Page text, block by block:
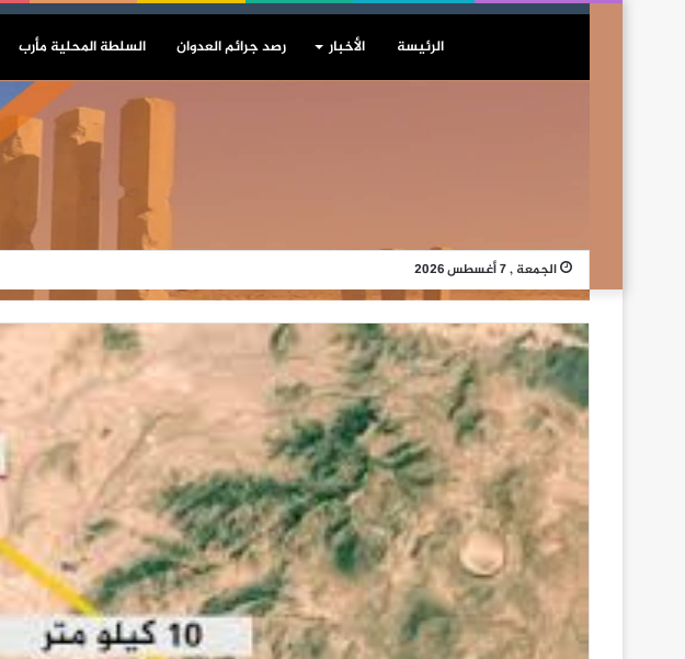
الرئيسة الأخبار رصد جرائم العدوان السلطة المحلية مأرب
الجمعة , 7 أغسطس 2026